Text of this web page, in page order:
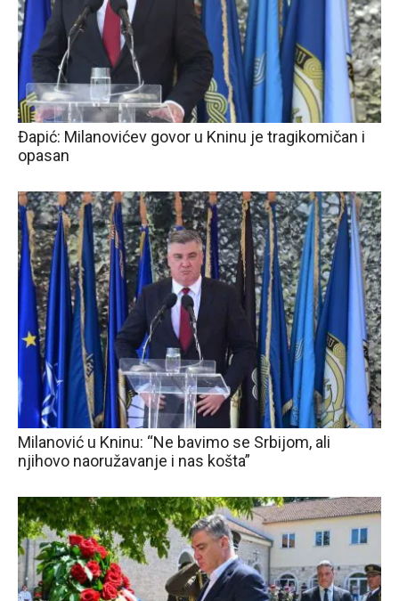
Đapić: Milanovićev govor u Kninu je tragikomičan i
opasan
Milanović u Kninu: “Ne bavimo se Srbijom, ali
njihovo naoružavanje i nas košta”